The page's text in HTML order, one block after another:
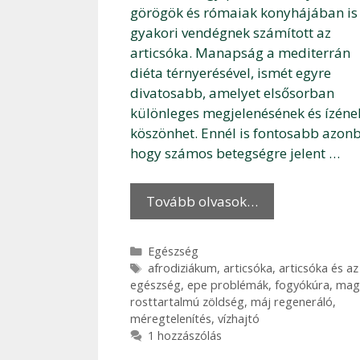
görögök és rómaiak konyhájában is
gyakori vendégnek számított az
articsóka. Manapság a mediterrán
diéta térnyerésével, ismét egyre
divatosabb, amelyet elsősorban
különleges megjelenésének és
köszönhet. Ennél is fontosabb
hogy számos betegségre jelent …
Tovább olvasok…
Kategória
Egészség
Címkék
afrodiziákum, articsóka, articsóka és az
egészség, epe problémák, fogyókúra,
rosttartalmú zöldség, máj regeneráló,
méregtelenítés, vízhajtó
1 hozzászólás